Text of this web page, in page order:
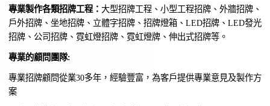
專業製作各類招牌工程： 大型招牌工程、小型工程招牌、外牆招牌、
戶外招牌、坐地招牌、立體字招牌、招牌燈箱、LED招牌、LED發光
招牌、公司招牌、霓虹燈招牌、霓虹燈牌、伸出式招牌等。
專業的顧問團隊:
專業招牌顧問從業30多年，經驗豐富，為客戶提供專業意見及製作方
案